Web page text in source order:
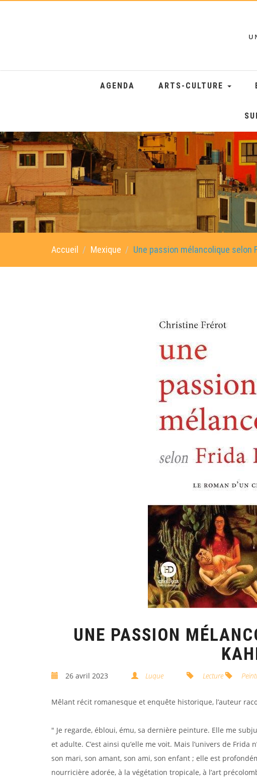
AGENDA ARTS-CULTURE
Accueil Mexique Une passion mélancolique selon
UNE PASSION
26 avril 2023 Luque Lecture
Mêlant récit romanesque et enquête historique, l’auteur
" Je regarde, ébloui, ému, sa dernière peinture. Elle me
et adulte. C’est ainsi qu’elle me voit. Mais l’univers de
son mari, son amant, son ami, son enfant ; elle est
nourricière adorée, à la végétation tropicale, à l’art